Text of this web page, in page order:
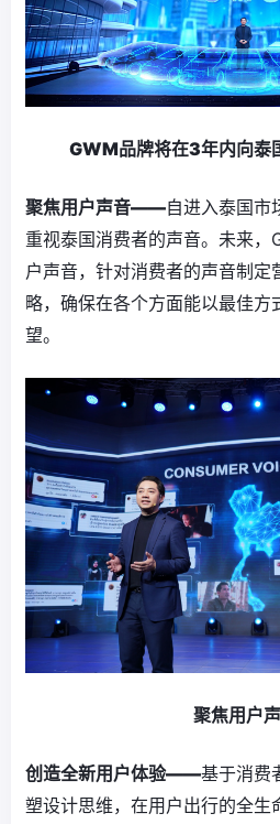
GWM品牌将在3年内向泰
聚焦用户声音——自进入泰国市
重视泰国消费者的声音。未来，
户声音，针对消费者的声音制定
略，确保在各个方面能以最佳方
望。
聚焦用户
创造全新用户体验——基于消费
塑设计思维，在用户出行的全生